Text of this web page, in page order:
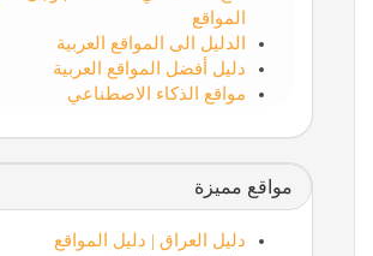
المواقع
الدليل الى المواقع العربية
دليل أفضل المواقع العربية
مواقع الذكاء الاصطناعي
مواقع مميزة
دليل العراق | دليل المواقع